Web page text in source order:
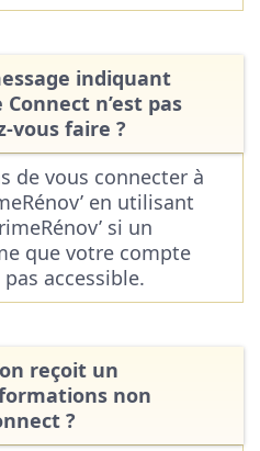
indiquant
n’est pas
vous faire ?
de vous connecter à
en utilisant
si un
que votre compte
pas accessible.
reçoit un
non
?